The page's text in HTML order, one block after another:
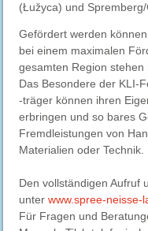
(Łužyca) und
Gefördert werden
bei einem maximalen
gesamten Region
Das Besondere der KLI-
-träger können ihren
erbringen und so bares
Fremdleistungen von
Materialien oder Technik.
Den vollständigen Aufruf
unterwww.spree-neisse-
Für Fragen und